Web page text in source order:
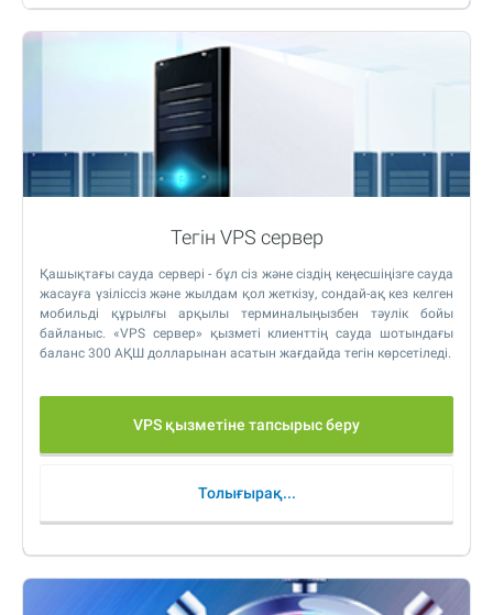
Тегін VPS сервер
Қашықтағы сауда сервері - бұл сіз және сіздің кеңесшіңізге сауда
жасауға үзіліссіз және жылдам қол жеткізу, сондай-ақ кез келген
мобильді құрылғы арқылы терминалыңызбен тәулік бойы
байланыс. «VPS сервер» қызметі клиенттің сауда шотындағы
баланс 300 АҚШ долларынан асатын жағдайда тегін көрсетіледі.
VPS қызметіне тапсырыс беру
Толығырақ...